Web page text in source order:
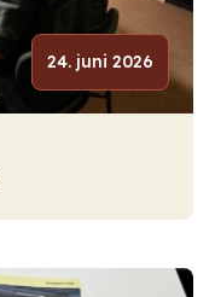
24. juni 2026